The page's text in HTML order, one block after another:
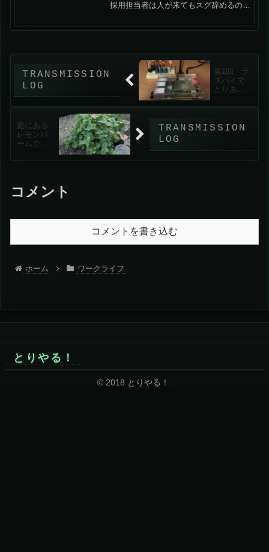
採用担当者は人が来てもスグ辞めるので
上層部は「従業員なんて募集かければス
で、人事がブチ切れて...
第1回 ラ
ズパイで
とりあえ
みる「ブ
ーの水や
作る～要
件定義
庭にある
レモンバ
ームでハ
ーを作る
コメント
コメントを書き込む
ホーム ワークライフ
とりやる！
© 2018 とりやる！.